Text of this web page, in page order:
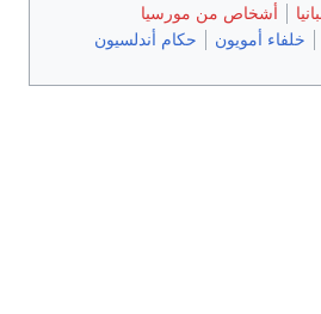
أشخاص من مورسيا
خلفاء أمويون
حكام أندلسيون